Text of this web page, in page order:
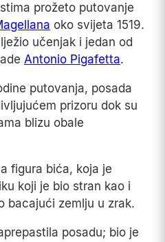
prožeto putovanje
oko svijeta 1519.
učenjak i jedan od
Antonio Pigafetta.
putovanja, posada
prizoru dok su
blizu obale
figura bića, koja je
koji je bio stran kao i
bacajući zemlju u zrak.
posadu; bio je